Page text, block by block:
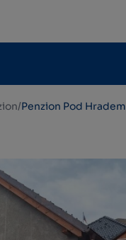
/Penzion Pod Hradem